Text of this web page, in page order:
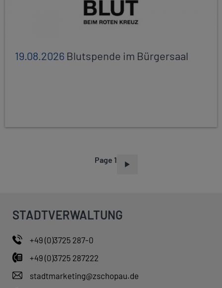
19.08.2026 Blutspende im Bürgersaal
Page 1
STADTVERWALTUNG
+49 (0)3725 287-0
+49 (0)3725 287222
stadtmarketing@zschopau.de